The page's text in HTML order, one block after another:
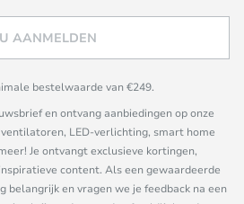
AANMELDEN
bestelwaarde van €249.
en ontvang aanbiedingen op onze
LED-verlichting, smart home
Je ontvangt exclusieve kortingen,
content. Als een gewaardeerde
belangrijk en vragen we je feedback na een